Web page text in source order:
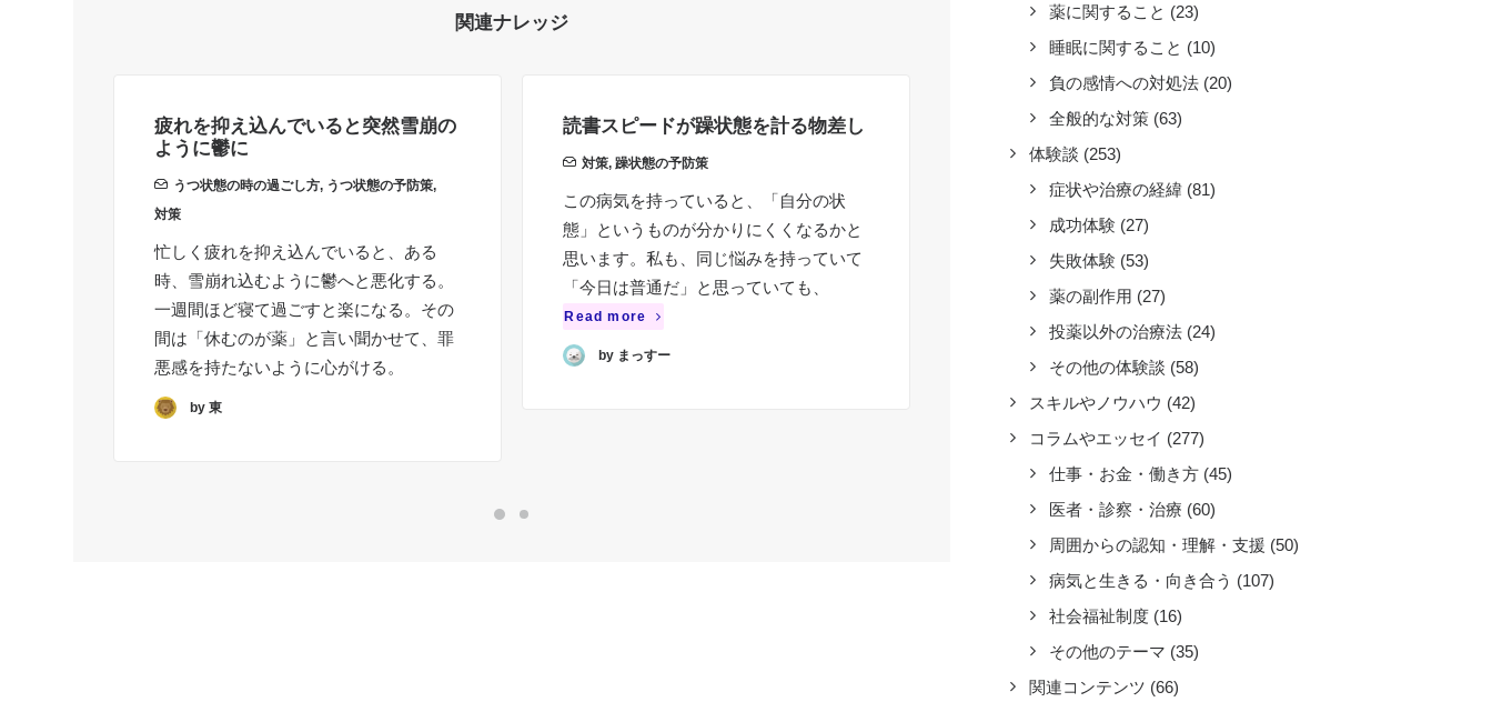
関連ナレッジ
疲れを抑え込んでいると突然雪崩の
ように鬱に
うつ状態の時の過ごし方, うつ状態の予防策,
対策
忙しく疲れを抑え込んでいると、ある
時、雪崩れ込むように鬱へと悪化する。
一週間ほど寝て過ごすと楽になる。その
間は「休むのが薬」と言い聞かせて、罪
悪感を持たないように心がける。
by 東
読書スピードが躁状態を計る物差し
対策, 躁状態の予防策
この病気を持っていると、「自分の状
態」というものが分かりにくくなるかと
思います。私も、同じ悩みを持っていて
「今日は普通だ」と思っていても、
Read more
by まっすー
どんなに楽しくなっても生活リズム
は崩さない
睡眠に関すること
どんなに楽しくなっても夜寝て朝起き
る。たまに夜遊びもしますが、遅くても
薬に関すること (23)
睡眠に関すること (10)
負の感情への対処法 (20)
全般的な対策 (63)
体験談 (253)
症状や治療の経緯 (81)
成功体験 (27)
失敗体験 (53)
薬の副作用 (27)
投薬以外の治療法 (24)
その他の体験談 (58)
スキルやノウハウ (42)
コラムやエッセイ (277)
仕事・お金・働き方 (45)
医者・診察・治療 (60)
周囲からの認知・理解・支援 (50)
病気と生きる・向き合う (107)
社会福祉制度 (16)
その他のテーマ (35)
関連コンテンツ (66)